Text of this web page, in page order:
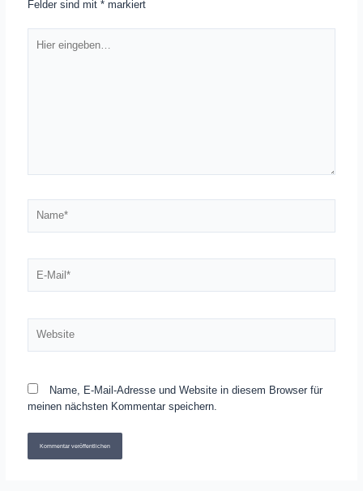
Felder sind mit* markiert
eingeben…
Mail*
Name, E-Mail-Adresse und Website in diesem Browser für
meinen nächsten Kommentar speichern.